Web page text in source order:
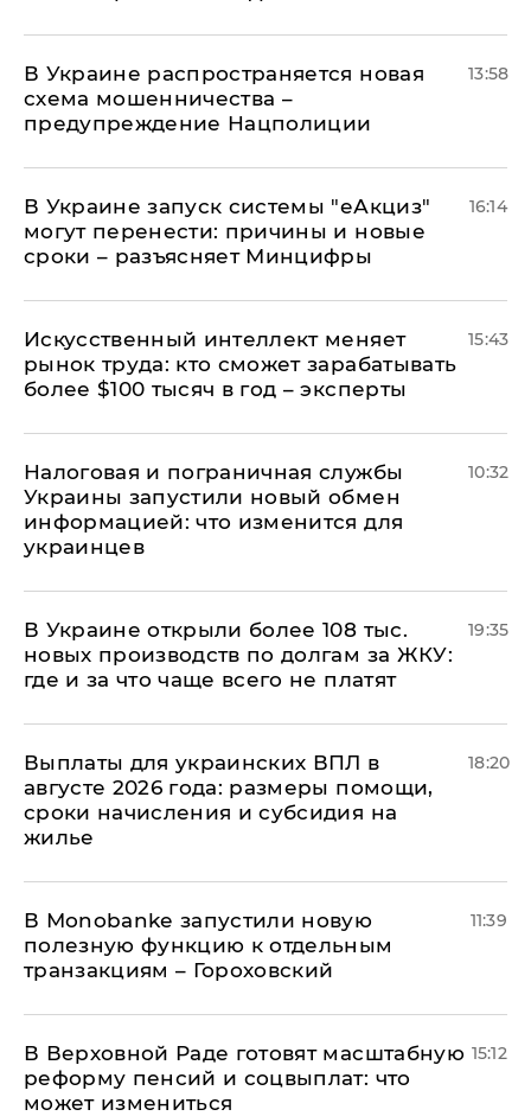
В Украине распространяется новая
схема мошенничества –
предупреждение Нацполиции
13:58
В Украине запуск системы "еАкциз"
могут перенести: причины и новые
сроки – разъясняет Минцифры
16:14
Искусственный интеллект меняет
рынок труда: кто сможет зарабатывать
более $100 тысяч в год – эксперты
15:43
Налоговая и пограничная службы
Украины запустили новый обмен
информацией: что изменится для
украинцев
10:32
В Украине открыли более 108 тыс.
новых производств по долгам за ЖКУ:
где и за что чаще всего не платят
19:35
Выплаты для украинских ВПЛ в
августе 2026 года: размеры помощи,
сроки начисления и субсидия на
жилье
18:20
В Мonobankе запустили новую
полезную функцию к отдельным
транзакциям – Гороховский
11:39
В Верховной Раде готовят масштабную
реформу пенсий и соцвыплат: что
может измениться
15:12